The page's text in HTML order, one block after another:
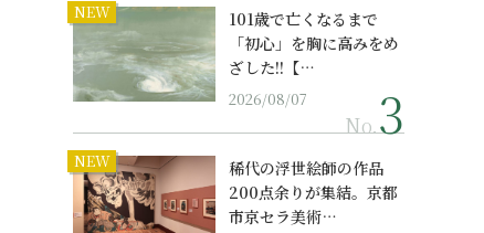
NEW
101歳で亡くなるまで
「初心」を胸に高みをめ
ざした!!【…
2026/08/07
No.
NEW
稀代の浮世絵師の作品
200点余りが集結。京都
市京セラ美術…